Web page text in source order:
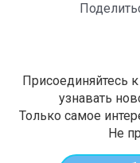
Присоединяйтесь
узнавать
Только самое
Не